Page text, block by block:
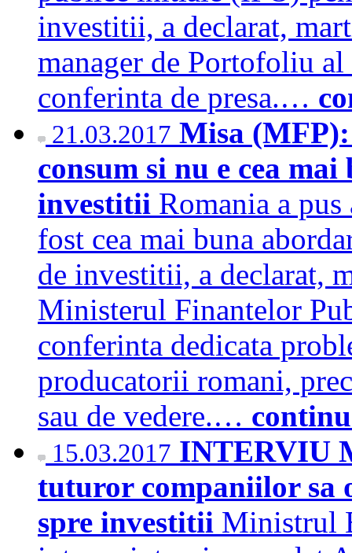
investitii, a declarat,
manager de Portofoliu
conferinta de presa.…
21.03.2017 Misa (MFP):
consum si nu e cea
investitii Romania a
fost cea mai buna
de investitii, a declarat,
Ministerul Finantelor
conferinta dedicata
producatorii romani,
sau de vedere.…
15.03.2017 INTERVIU
tuturor companiilor sa
spre investitii Ministrul